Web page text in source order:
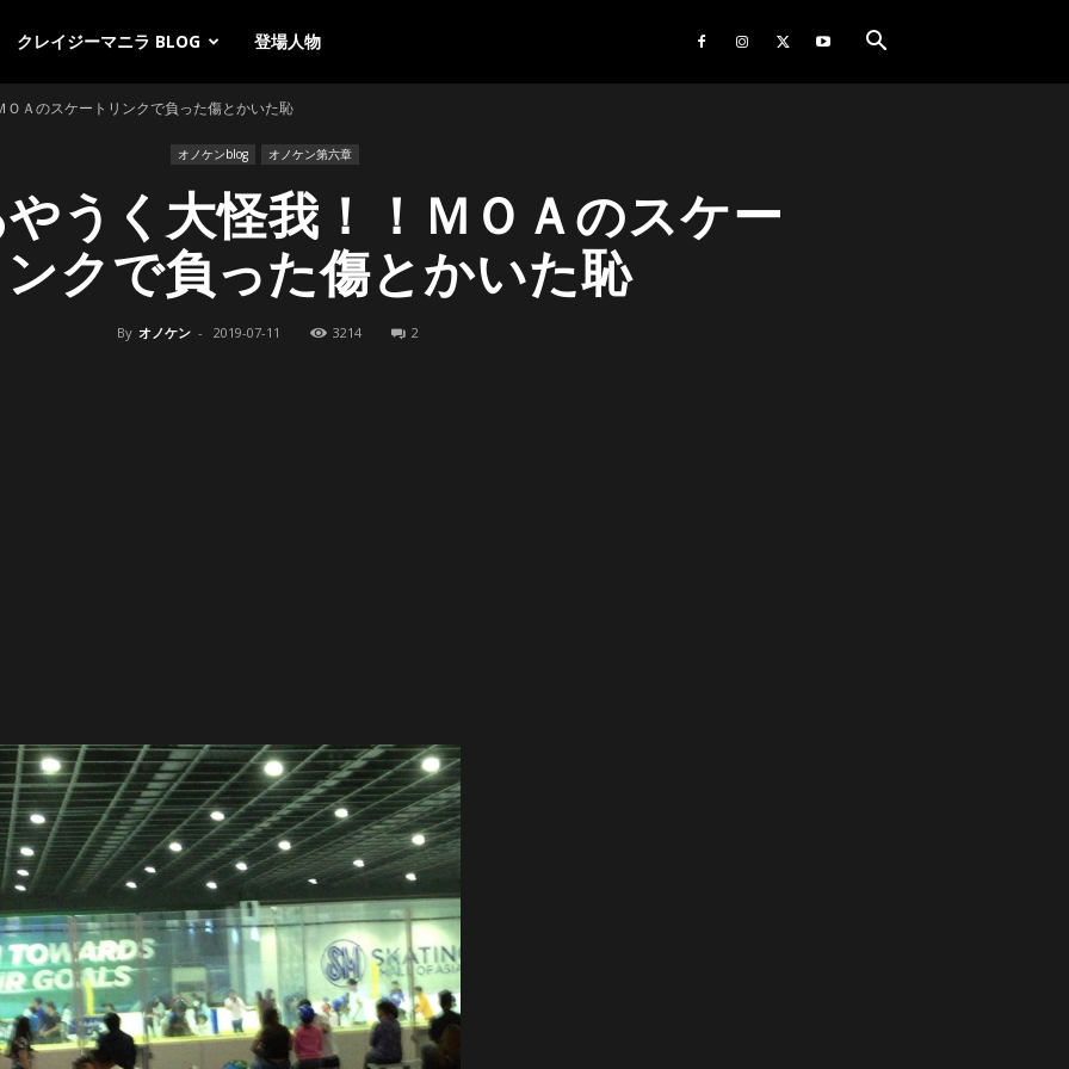
クレイジーマニラ BLOG 登場人物
Ａのスケートリンクで負った傷とかいた恥
オノケンblog オノケン第六章
うく大怪我！！ＭＯＡのスケー
クで負った傷とかいた恥
By オノケン - 2019-07-11 3214 2